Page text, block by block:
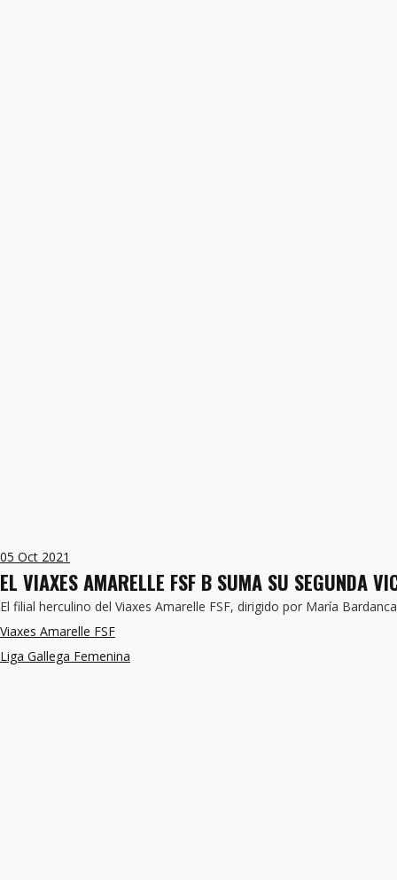
05 Oct 2021
EL VIAXES AMARELLE FSF B SUMA SU SEGUNDA
El filial herculino del Viaxes Amarelle FSF, dirigido por María
Viaxes Amarelle FSF
Liga Gallega Femenina